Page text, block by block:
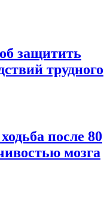
защитить
трудного
после 80
мозга